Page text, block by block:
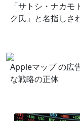
「サトシ・ナカ
ク氏」と名指しさ
Appleマップ の広
な戦略の正体